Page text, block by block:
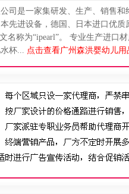
司是一家集研发、生产、销售
先进设备，德国、日本进口优
名称为“ipearl”。 专业生产进口
杯... 点击查看广州森洪婴幼儿